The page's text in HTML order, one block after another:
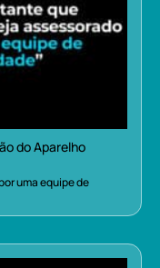
do Aparelho
uma equipe de